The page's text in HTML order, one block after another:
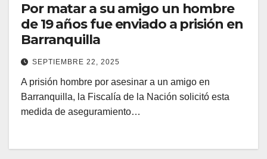
Por matar a su amigo un hombre
de 19 años fue enviado a prisión en
Barranquilla
SEPTIEMBRE 22, 2025
A prisión hombre por asesinar a un amigo en
Barranquilla, la Fiscalía de la Nación solicitó esta
medida de aseguramiento…